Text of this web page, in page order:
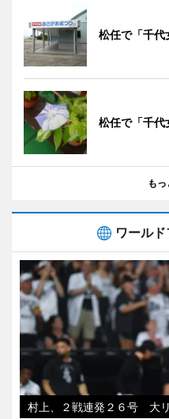
松任で「千代
松任で「千代
も
ワール
村上、２戦連発２６号 大